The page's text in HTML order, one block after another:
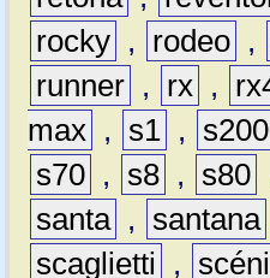
rocky , rodeo ,
runner , rx ,
max , s1 ,
s70 , s8 , s80
santa , santana
scaglietti
,